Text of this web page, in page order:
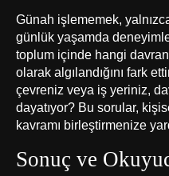
Günah işlememek,
günlük yaşamda
toplum içinde hangi
olarak algılandığını fark
çevreniz veya iş yeriniz,
dayatıyor? Bu sorular,
kavramı birleştirmenize
Sonuç ve